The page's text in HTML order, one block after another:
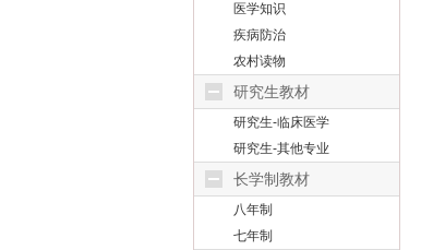
医学知识
疾病防治
农村读物
研究生教材
研究生-临床医学
研究生-其他专业
长学制教材
八年制
七年制